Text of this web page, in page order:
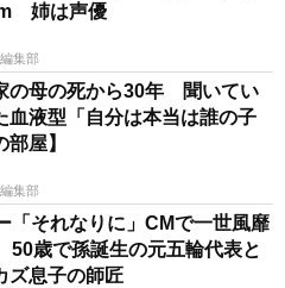
姉は声優
集部
の母の死から30年 聞いてい
血液型「自分は本当は誰の子
屋】
集部
「それなりに」CMで一世風靡
歳で孫誕生の元五輪代表と
息子の師匠